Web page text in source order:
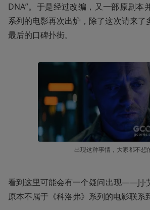
DNA”。于是经过改编，又一部原剧本
系列的电影再次出炉，除了这次请来了
最后的口碑扑街。
出现这种事情，大家都不想
看到这里可能会有一个疑问出现——J·J·
原本不属于《科洛弗》系列的电影联系